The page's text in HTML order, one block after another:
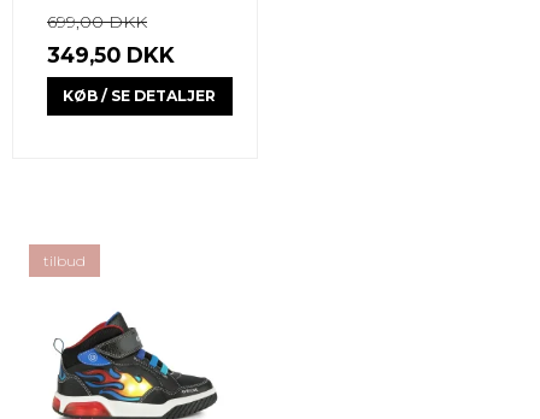
699,00 DKK
349,50 DKK
KØB / SE DETALJER
tilbud